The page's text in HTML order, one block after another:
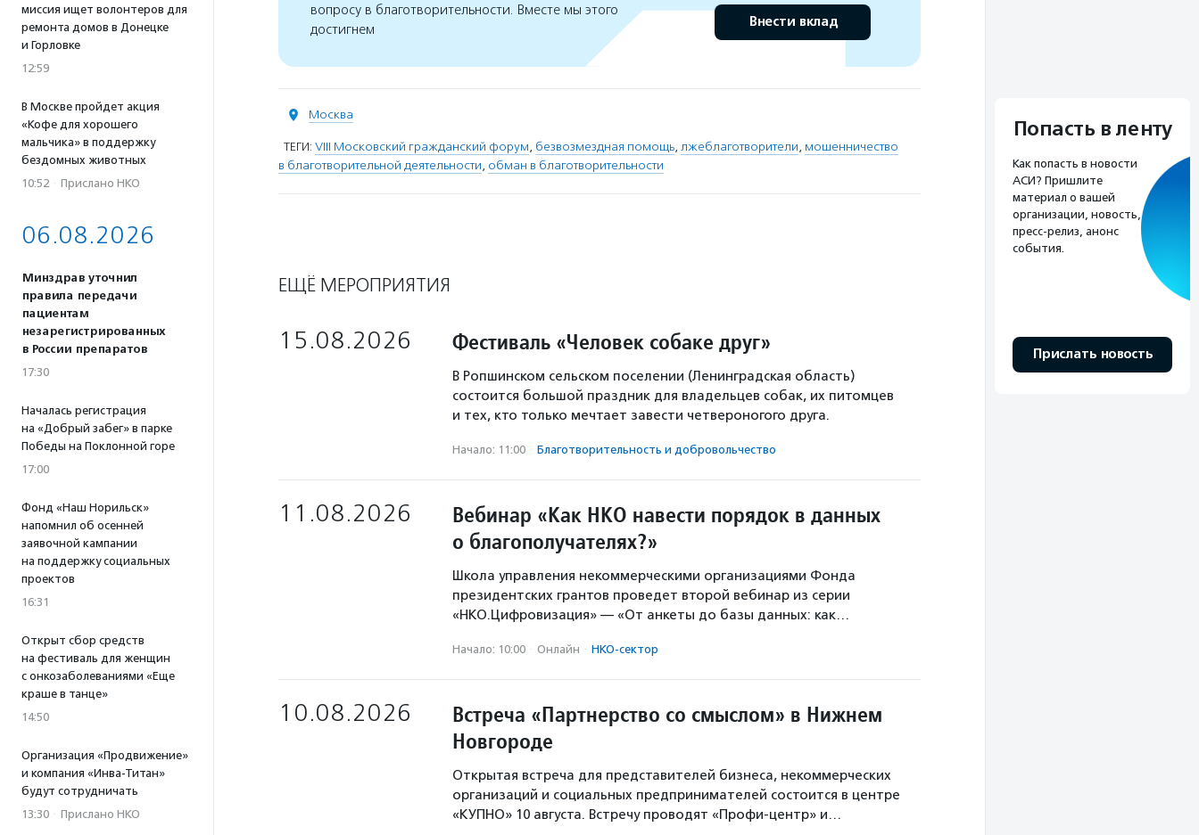
миссия ищет волонтеров для
ремонта домов в Донецке
и Горловке
12:59
В Москве пройдет акция
«Кофе для хорошего
мальчика» в поддержку
бездомных животных
10:52 · Прислано НКО
06.08.2026
Минздрав уточнил
правила передачи
пациентам
незарегистрированных
в России препаратов
17:30
Началась регистрация
на «Добрый забег» в парке
Победы на Поклонной горе
17:00
Фонд «Наш Норильск»
напомнил об осенней
заявочной кампании
на поддержку социальных
проектов
16:31
Открыт сбор средств
на фестиваль для женщин
с онкозаболеваниями «Еще
краше в танце»
14:50
Организация «Продвижение»
и компания «Инва-Титан»
будут сотрудничать
13:30 · Прислано НКО
вопросу в благотворительности. Вместе мы этого
достигнем
Внести вклад
Москва
ТЕГИ: VIII Московский гражданский форум, безвозмездная помощь, лжеблаготворители, мошенничество
в благотворительной деятельности, обман в благотворительности
ЕЩЁ МЕРОПРИЯТИЯ
15.08.2026 Фестиваль «Человек собаке друг»
В Ропшинском сельском поселении (Ленинградская область)
состоится большой праздник для владельцев собак, их питомцев
и тех, кто только мечтает завести четвероногого друга.
Начало: 11:00 · Благотвори­тель­ность и доброволь­чест­во
11.08.2026
Вебинар «Как НКО навести порядок в данных
о благополучателях?»
Школа управления некоммерческими организациями Фонда
президентских грантов проведет второй вебинар из серии
«НКО.Цифровизация» — «От анкеты до базы данных: как…
Начало: 10:00 · Онлайн · НКО-сектор
10.08.2026
Встреча «Партнерство со смыслом» в Нижнем
Новгороде
Открытая встреча для представителей бизнеса, некоммерческих
организаций и социальных предпринимателей состоится в центре
«КУПНО» 10 августа. Встречу проводят «Профи-центр» и…
Попасть в ленту
Как попасть в новости
АСИ? Пришлите
материал о вашей
организации, новость,
пресс-релиз, анонс
события.
Прислать новость